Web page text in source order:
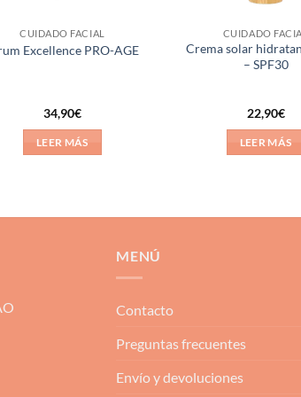
CUIDADO FACIAL
Excellence PRO-AGE
34,90€
LEER MÁS
CUIDADO
Crema solar
– SPF30
22,90€
LEER MÁS
MENÚ
Contacto
Preguntas frecuentes
Envío y devoluciones